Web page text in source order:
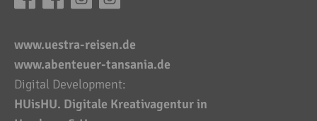
www.uestra-reisen.de
www.abenteuer-tansania.de
Digital Development:
HUisHU. Digitale Kreativagentur in